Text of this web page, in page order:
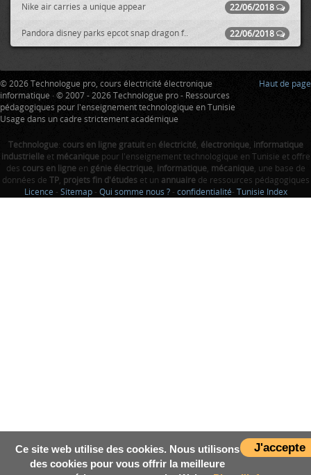
22/06/2018
Nike air carries a unique appear
22/06/2018
Pandora disney parks epcot snap dragon f..
Haut de page
© 2026 Technologue pro, cours électricité électronique
informatique · © 2007 - 2026 Technologue pro - Ressources
pédagogiques pour l'enseignement technologique en Tunisie
Usage dans un cadre strictement académique
Technologue: cours en ligne gratuiten électricité, électronique, informatique
industrielleet mécaniquepour l'enseignement technologique en Tunisie et offre
des cours en ligneen génie électrique, informatique, mécanique, une base de
données de TP, projets fin d'étudeset un annuairede ressources pédagogiques
Licence - Sitemap - Qui somme nous ? - confidentialité- Tunisie Index
J'accepte
Ce site web utilise des cookies. Nous utilisons
des cookies pour vous offrir la meilleure